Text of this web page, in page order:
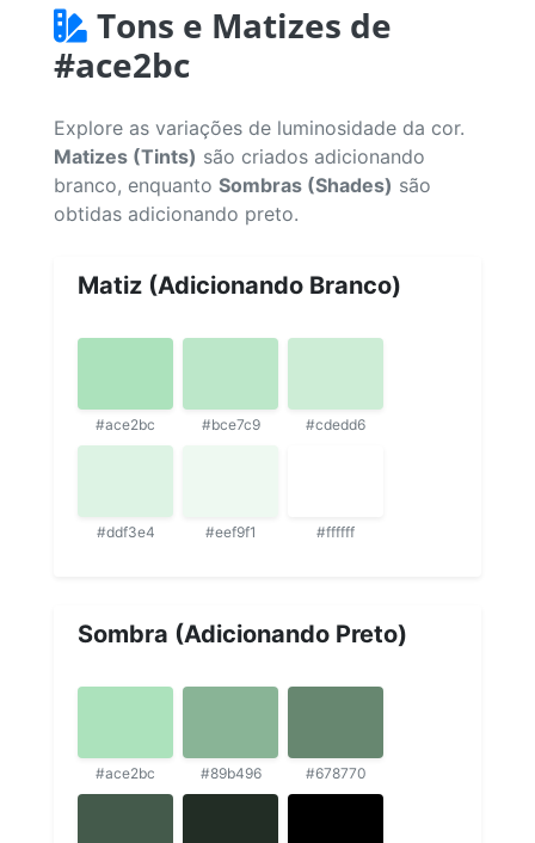
Tons e Matizes de
#ace2bc
Explore as variações de luminosidade da cor.
Matizes (Tints) são criados adicionando
branco, enquanto Sombras (Shades) são
obtidas adicionando preto.
Matiz (Adicionando Branco)
#ace2bc #bce7c9 #cdedd6
#ddf3e4 #eef9f1 #ffffff
Sombra (Adicionando Preto)
#ace2bc #89b496 #678770